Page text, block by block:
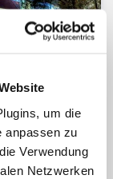
um die
anpassen zu
Verwendung
Netzwerken
1. oder 2.